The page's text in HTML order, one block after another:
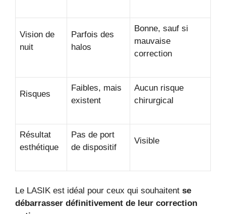
Vision de
nuit
Parfois des
halos
Bonne, sauf si
mauvaise
correction
Risques
Faibles, mais
existent
Aucun risque
chirurgical
Résultat
esthétique
Pas de port
de dispositif
Visible
Le LASIK est idéal pour ceux qui souhaitent se
débarrasser définitivement de leur correction